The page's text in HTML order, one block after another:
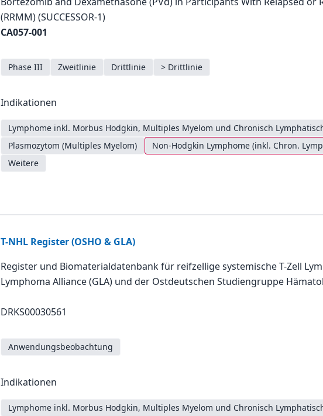
(RRMM) (SUCCESSOR-1)
CA057-001
Phase III Zweitlinie Drittlinie > Drittlinie
Indikationen
Lymphome inkl. Morbus Hodgkin, Multiples Myelom und Chronisch
Plasmozytom (Multiples Myelom)
Non-Hodgkin Lymphome (inkl. Chron.
Weitere
T-NHL Register (OSHO & GLA)
Register und Biomaterialdatenbank für reifzellige systemische T-Zell
Lymphoma Alliance (GLA) und der Ostdeutschen Studiengruppe
DRKS00030561
Anwendungsbeobachtung
Indikationen
Lymphome inkl. Morbus Hodgkin, Multiples Myelom und Chronisch